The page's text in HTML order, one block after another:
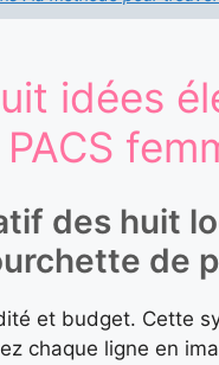
idées
des huit
de
et budget. Cette
chaque ligne en